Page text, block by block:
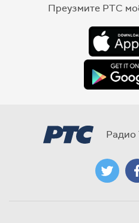
Преузмите РТС
Радио